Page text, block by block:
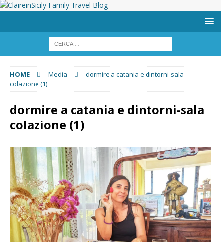
HOME Media
dormire a catania e dintorni-sala
colazione (1)
dormire a catania e dintorni-sala
colazione (1)